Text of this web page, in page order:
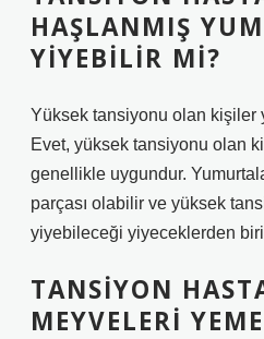
HAŞLANMIŞ
YIYEBILIR MI?
Yüksek tansiyonu olan kişiler
Evet, yüksek tansiyonu olan
genellikle uygundur.
parçası olabilir ve yüksek
yiyebileceği yiyeceklerden
TANSIYON
MEYVELERI